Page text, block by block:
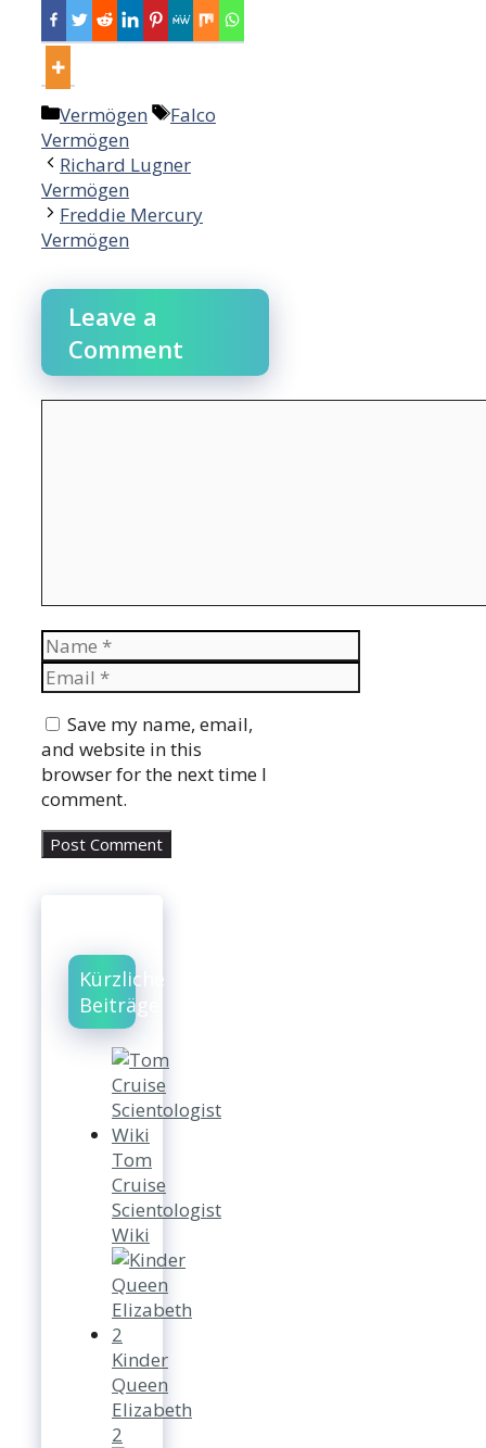
Categories
Vermögen Tags
Falco
Vermögen
Post
navigation
Richard Lugner
Vermögen
Freddie Mercury
Vermögen
Leave a
Comment
Name
Email
Save my name, email,
and website in this
browser for the next time I
comment.
Kürzliche
Beiträge
Tom
Cruise
Scientologist
Wiki
Kinder
Queen
Elizabeth
2